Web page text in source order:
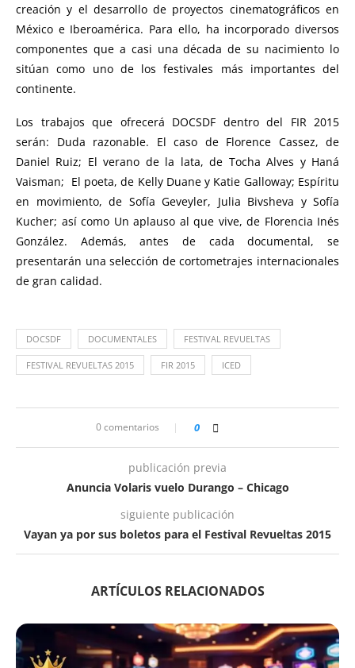
creación y el desarrollo de proyectos cinematográficos en
México e Iberoamérica. Para ello, ha incorporado diversos
componentes que a casi una década de su nacimiento lo
sitúan como uno de los festivales más importantes del
continente.
Los trabajos que ofrecerá DOCSDF dentro del FIR 2015
serán: Duda razonable. El caso de Florence Cassez, de
Daniel Ruiz; El verano de la lata, de Tocha Alves y Haná
Vaisman; El poeta, de Kelly Duane y Katie Galloway; Espíritu
en movimiento, de Sofía Geveyler, Julia Bivsheva y Sofía
Kucher; así como Un aplauso al que vive, de Florencia Inés
González. Además, antes de cada documental, se
presentarán una selección de cortometrajes internacionales
de gran calidad.
DOCSDF DOCUMENTALES FESTIVAL REVUELTAS
FESTIVAL REVUELTAS 2015 FIR 2015 ICED
0 comentarios 0
publicación previa
Anuncia Volaris vuelo Durango – Chicago
siguiente publicación
Vayan ya por sus boletos para el Festival Revueltas 2015
ARTÍCULOS RELACIONADOS